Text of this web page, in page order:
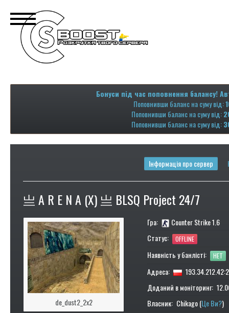
Бонуси під час поповнення балансу!
Поповнивши баланс на суму від:
Поповнивши баланс на суму від:
Поповнивши баланс на суму від:
Інформація про сервер
亗 A R E N A (X) 亗 BLSQ Project 24/7
de_dust2_2x2
Гра:
Counter Strike 1.6
Статус: OFFLINE
Наявність у банлісті: НЕТ
Адреса:
Доданий в моніторинг:
Власник: Chikago (Це Ви?)